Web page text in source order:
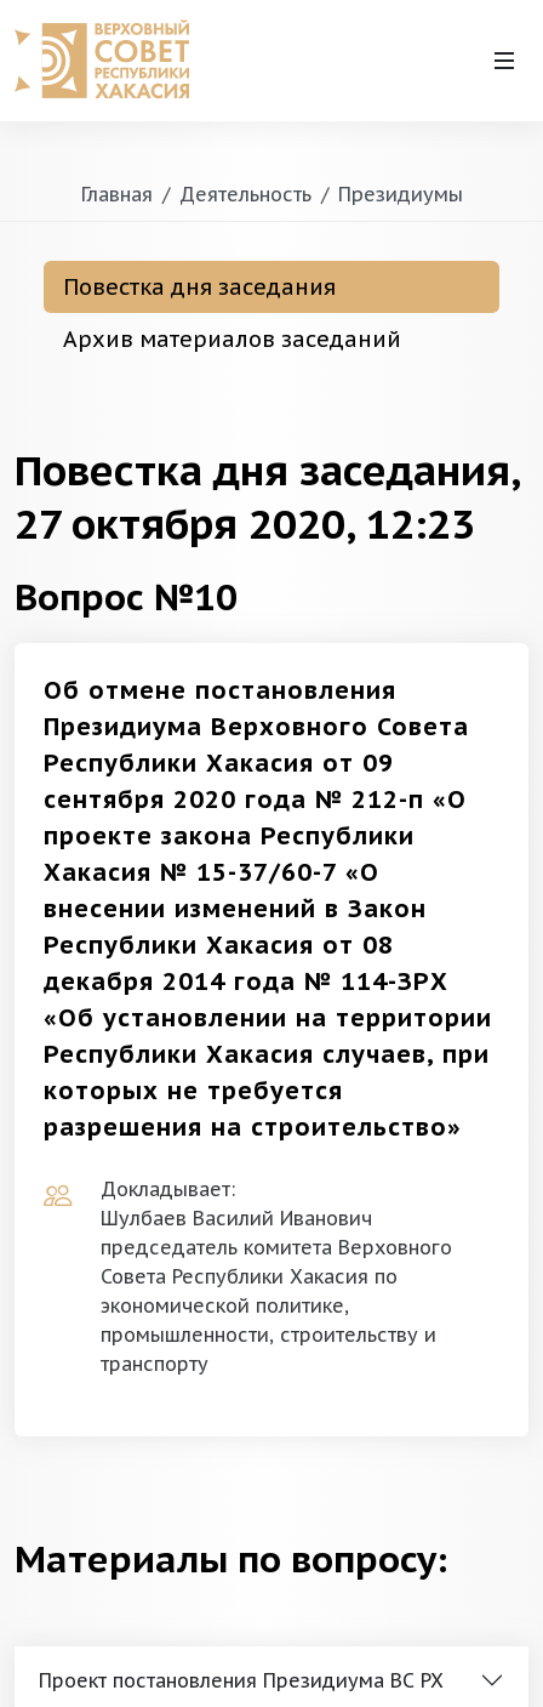
Главная Деятельность Президиумы
Повестка дня заседания
Архив материалов заседаний
Повестка дня заседания,
27 октября 2020, 12:23
Вопрос №10
Об отмене постановления
Президиума Верховного Совета
Республики Хакасия от 09
сентября 2020 года № 212-п «О
проекте закона Республики
Хакасия № 15-37/60-7 «О
внесении изменений в Закон
Республики Хакасия от 08
декабря 2014 года № 114-ЗРХ
«Об установлении на территории
Республики Хакасия случаев, при
которых не требуется
разрешения на строительство»
Докладывает:
Шулбаев Василий Иванович
председатель комитета Верховного
Совета Республики Хакасия по
экономической политике,
промышленности, строительству и
транспорту
Материалы по вопросу:
Проект постановления Президиума ВС РХ